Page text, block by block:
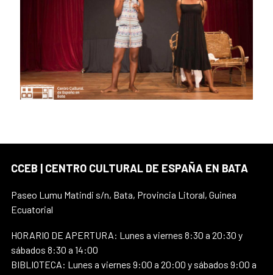
CCEB | CENTRO CULTURAL DE ESPAÑA EN BATA
Paseo Lumu Matindi s/n, Bata, Provincia Litoral, Guinea
Ecuatorial
HORARIO DE APERTURA: Lunes a viernes 8:30 a 20:30 y
sábados 8:30 a 14:00
BIBLIOTECA: Lunes a viernes 9:00 a 20:00 y sábados 9:00 a